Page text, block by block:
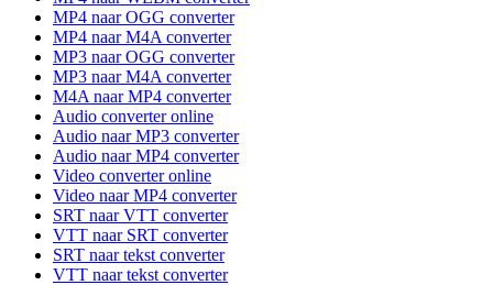
MP4 naar OGG converter
MP4 naar M4A converter
MP3 naar OGG converter
MP3 naar M4A converter
M4A naar MP4 converter
Audio converter online
Audio naar MP3 converter
Audio naar MP4 converter
Video converter online
Video naar MP4 converter
SRT naar VTT converter
VTT naar SRT converter
SRT naar tekst converter
VTT naar tekst converter